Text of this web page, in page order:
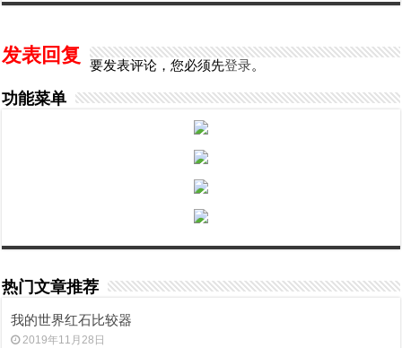
发表回复 要发表评论，您必须先登录。
功能菜单
热门文章推荐
我的世界红石比较器
2019年11月28日